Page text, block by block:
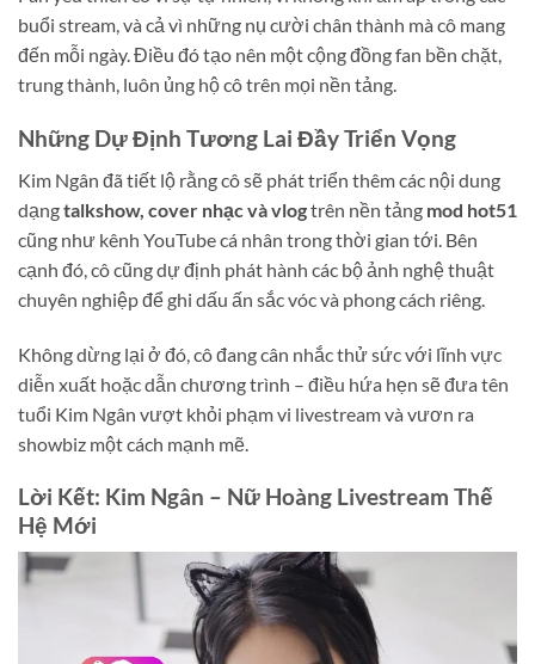
buổi stream, và cả vì những nụ cười chân thành mà cô mang
đến mỗi ngày. Điều đó tạo nên một cộng đồng fan bền chặt,
trung thành, luôn ủng hộ cô trên mọi nền tảng.
Những Dự Định Tương Lai Đầy Triển Vọng
Kim Ngân đã tiết lộ rằng cô sẽ phát triển thêm các nội dung
dạngtalkshow, cover nhạc và vlogtrên nền tảng mod hot51
cũng như kênh YouTube cá nhân trong thời gian tới. Bên
cạnh đó, cô cũng dự định phát hành các bộ ảnh nghệ thuật
chuyên nghiệp để ghi dấu ấn sắc vóc và phong cách riêng.
Không dừng lại ở đó, cô đang cân nhắc thử sức với lĩnh vực
diễn xuất hoặc dẫn chương trình – điều hứa hẹn sẽ đưa tên
tuổi Kim Ngân vượt khỏi phạm vi livestream và vươn ra
showbiz một cách mạnh mẽ.
Lời Kết: Kim Ngân – Nữ Hoàng Livestream Thế
Hệ Mới